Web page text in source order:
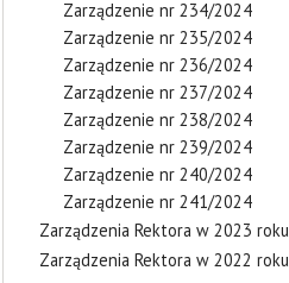
Zarządzenie nr 234/2024
Zarządzenie nr 235/2024
Zarządzenie nr 236/2024
Zarządzenie nr 237/2024
Zarządzenie nr 238/2024
Zarządzenie nr 239/2024
Zarządzenie nr 240/2024
Zarządzenie nr 241/2024
Zarządzenia Rektora w 2023 roku
Zarządzenia Rektora w 2022 roku